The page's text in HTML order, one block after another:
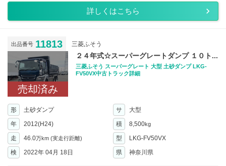
詳しくはこちら
出品番号 11813 三菱ふそう
売却済み
２４年式☆スーパーグレートダンプ １０ト...
三菱ふそう スーパーグレート 大型 土砂ダンプ LKG-
FV50VX中古トラック詳細
形 土砂ダンプ サ
大型
年
2012(H24) 積 8,500kg
走 46.0万km (実走行距離) 型
LKG-FV50VX
検
2022年 04月 18日 県 神奈川県